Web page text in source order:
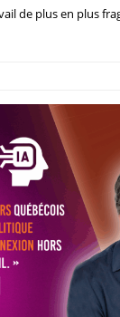
de plus en plus